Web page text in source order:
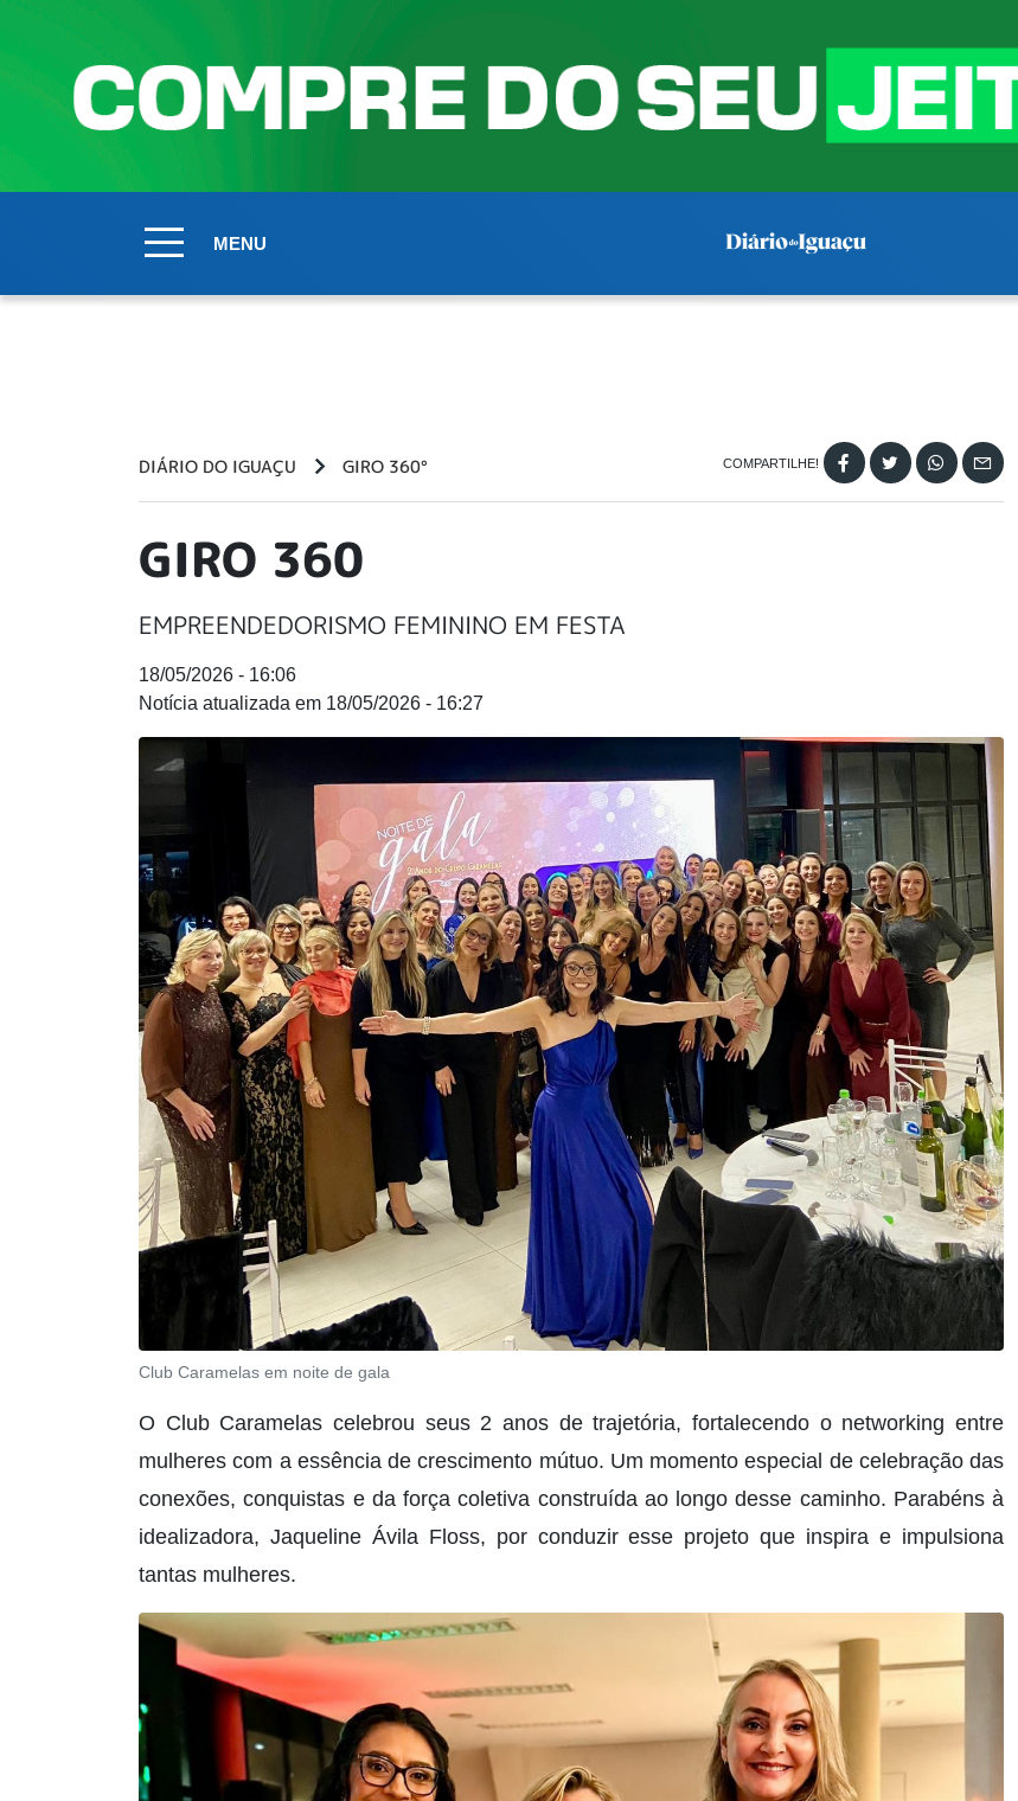
MENU
DIÁRIO DO IGUAÇU GIRO 360°
GIRO 360
EMPREENDEDORISMO FEMININO EM FESTA
18/05/2026 - 16:06
18/05/2026 - 16:27
Club Caramelas em noite de gala
O Club Caramelas celebrou seus 2 anos de trajetória, fortalecendo o networking entre
mulheres com a essência de crescimento mútuo. Um momento especial de celebração das
conexões, conquistas e da força coletiva construída ao longo desse caminho. Parabéns à
idealizadora, Jaqueline Ávila Floss, por conduzir esse projeto que inspira e impulsiona
tantas mulheres.